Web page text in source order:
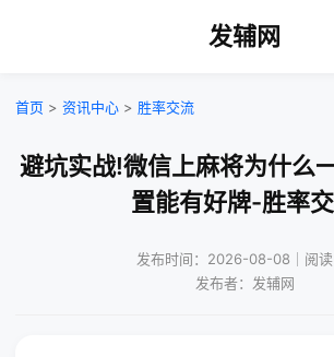
发辅网
首页 > 资讯中心 > 胜率交流
避坑实战!微信上麻将为什么
置能有好牌-胜率
发布时间：2026-08-08｜阅读
发布者：发辅网